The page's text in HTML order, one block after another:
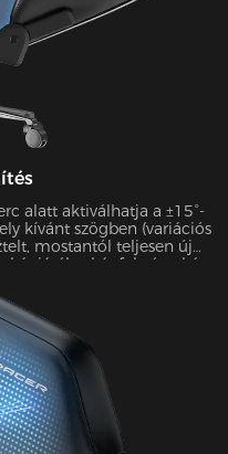
alatt aktiválhatja a ±15°-
kívánt szögben (variációs
mostantól teljesen új
játék, akár fekvés, akár